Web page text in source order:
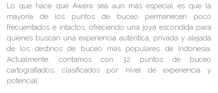
Lo que hace que Awera sea aún más especial es que la
mayoría de los puntos de buceo permanecen poco
frecuentados e intactos, ofreciendo una joya escondida para
quienes buscan una experiencia auténtica, privada y alejada
de los destinos de buceo más populares de Indonesia.
Actualmente, contamos con 32 puntos de buceo
cartografiados, clasificados por nivel de experiencia y
potencial.